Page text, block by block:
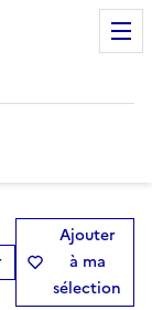
Ajouter
à ma
sélection